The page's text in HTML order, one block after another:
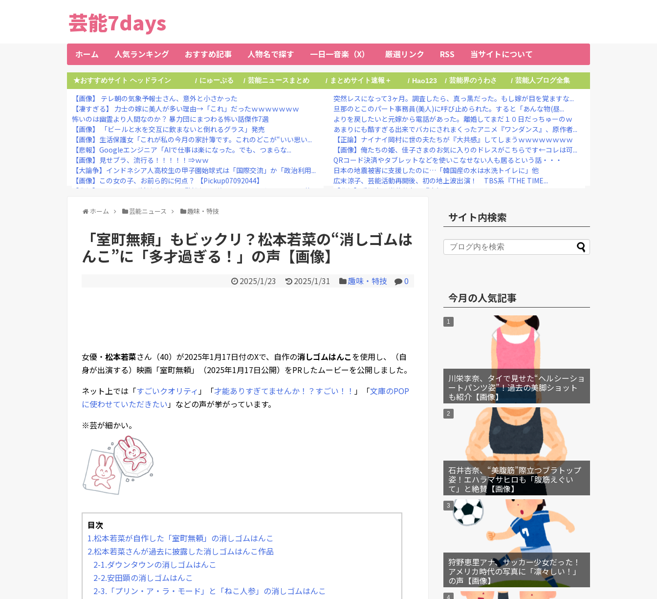
芸能7days
ホーム 人気ランキング おすすめ記事 人物名で探す 一日一音楽（X） 厳選リンク RSS 当サイトについて
★おすすめサイト ヘッドライン / にゅーぷる / 芸能ニュースまとめ / まとめサイト速報＋ / Hao123 / 芸能界のうわさ / 芸能人ブログ全集
【画像】 テレ朝の気象予報士さん、意外と小さかった
【凄すぎる】 力士の嫁に美人が多い理由→「これ」だったｗｗｗｗｗｗｗ
怖いのは幽霊より人間なのか？ 暴力団にまつわる怖い話傑作7選
【画像】 「ビールと水を交互に飲まないと倒れるグラス」発売
【画像】生活保護女「これが私の今月の家計簿です。これのどこが“いい思い...
【悲報】Googleエンジニア「AIで仕事は楽になった。でも、つまらな...
【画像】見せブラ、流行る！！！！！⇒ｗｗ
【大論争】インドネシア人高校生の甲子園始球式は「国際交流」か「政治利用...
【画像】この女の子、お前ら的に何点？ 【Pickup07092044】
【悲報】元フジテレビ渡邊渚さん、『地獄』に逆戻りしてしまう・・・・・他
Powered by livedoor 相互RSS
突然レスになって3ヶ月。調査したら、真っ黒だった。もし嫁が目を覚ますな...
旦那のとこのパート事務員(美人)に呼び止められた。すると「あんな物(昼...
よりを戻したいと元嫁から電話があった。離婚してまだ１０日だっちゅーのｗ
あまりにも酷すぎる出来でバカにされまくったアニメ『ワンダンス』、原作者...
【正論】ナイナイ岡村に世の夫たちが『大共感』してしまうｗｗｗｗｗｗｗｗ
【画像】俺たちの姫、佳子さまのお気に入りのドレスがこちらです←コレは可...
QRコード決済やタブレットなどを使いこなせない人も居るという話・・・
日本の地震被害に支援したのに…「韓国産の水は水洗トイレに」他
広末涼子、芸能活動再開後、初の地上波出演！ TBS系『THE TIME...
【悲報】愛煙家の岸谷蘭丸、『大爆発』してしまう！！！！！！
かつて650万部を誇った『週刊少年ジャンプ』 発行部数が初の100万部...
ホーム 芸能ニュース 趣味・特技
「室町無頼」もビックリ？松本若菜の“消しゴムは
んこ”に「多才過ぎる！」の声【画像】
2025/1/23 2025/1/31 趣味・特技 0
女優・ 松本若菜さん（40）が2025年1月17日付のXで、自作の消しゴムはんこを使用し、（自
身が出演する）映画「室町無頼」（2025年1月17日公開）をPRしたムービーを公開しました。
ネット上では「すごいクオリティ 」「才能ありすぎてませんか！？すごい！！ 」「文庫のPOP
に使わせていただきたい 」などの声が挙がっています。
※芸が細かい。
目次
1.松本若菜が自作した「室町無頼」の消しゴムはんこ
2.松本若菜さんが過去に披露した消しゴムはんこ作品
2-1.ダウンタウンの消しゴムはんこ
2-2.安田顕の消しゴムはんこ
2-3.「プリン・ア・ラ・モード」と「ねこ人参」の消しゴムはんこ
サイト内検索
今月の人気記事
川栄李奈、タイで見せた“ヘルシーショ
ートパンツ姿”！過去の美脚ショット
も紹介【画像】
石井杏奈、“美腹筋”際立つブラトップ
姿！エハラマサヒロも「腹筋えぐい
て」と絶賛【画像】
狩野恵里アナ、サッカー少女だった！
アメリカ時代の写真に「凛々しい！」
の声【画像】